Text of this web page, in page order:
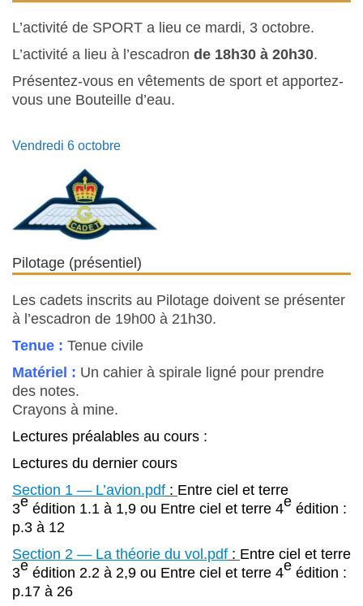
L’activité de SPORT a lieu ce mardi, 3 octobre.
L’activité a lieu à l’escadron de 18h30 à 20h30.
Présentez-vous en vêtements de sport et apportez-
vous une Bouteille d’eau.
Vendredi 6 octobre
Pilotage (présentiel)
Les cadets inscrits au Pilotage doivent se présenter
à l’escadron de 19h00 à 21h30.
Tenue : Tenue civile
Matériel : Un cahier à spirale ligné pour prendre
des notes.
Crayons à mine.
Lectures préalables au cours :
Lectures du dernier cours
Section 1 — L’avion.pdf : Entre ciel et terre
3e édition 1.1 à 1,9 ou Entre ciel et terre 4e édition :
p.3 à 12
Section 2 — La théorie du vol.pdf : Entre ciel et terre
3e édition 2.2 à 2,9 ou Entre ciel et terre 4e édition :
p.17 à 26